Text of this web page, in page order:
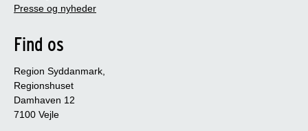
Presse og nyheder
Find os
Region Syddanmark,
Regionshuset
Damhaven 12
7100 Vejle